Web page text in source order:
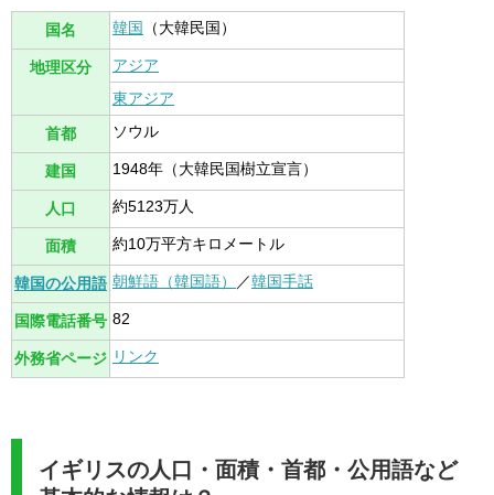
国名 韓国 （大韓民国）
地理区分
アジア
東アジア
首都
ソウル
建国 1948年（大韓民国樹立宣言）
人口 約5123万人
面積 約10万平方キロメートル
韓国の公用語 朝鮮語（韓国語） ／韓国手話
国際電話番号 82
外務省ページ リンク
イギリスの人口・面積・首都・公用語など